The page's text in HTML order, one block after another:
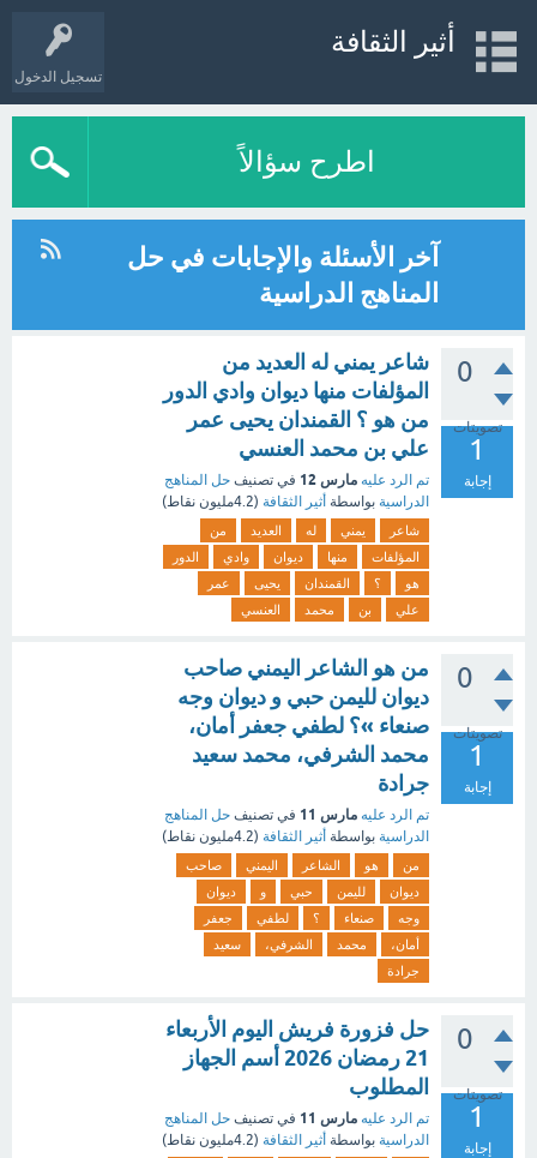
تسجيل الدخول
أثير الثقافة
اطرح سؤالاً
آخر الأسئلة والإجابات في حل
المناهج الدراسية
0
تصويتات
1
إجابة
شاعر يمني له العديد من
المؤلفات منها ديوان وادي الدور
من هو ؟ القمندان يحيى عمر
علي بن محمد العنسي
تم الرد عليه مارس 12 في تصنيف حل المناهج
الدراسية بواسطة أثير الثقافة (4.2مليون نقاط)
شاعر يمني له العديد
من
المؤلفات
منها ديوان وادي
الدور
هو
؟ القمندان يحيى
عمر
علي
بن محمد العنسي
0
تصويتات
1
إجابة
من هو الشاعر اليمني صاحب
ديوان لليمن حبي و دیوان وجه
صنعاء »؟ لطفي جعفر أمان،
محمد الشرفي، محمد سعيد
جرادة
تم الرد عليه مارس 11 في تصنيف حل المناهج
الدراسية بواسطة أثير الثقافة (4.2مليون نقاط)
من هو الشاعر اليمني
صاحب
ديوان
لليمن حبي و
دیوان
وجه
صنعاء ؟ لطفي
جعفر
أمان،
محمد الشرفي،
سعيد
جرادة
0
تصويتات
1
إجابة
حل فزورة فريش اليوم الأربعاء
21 رمضان 2026 أسم الجهاز
المطلوب
تم الرد عليه مارس 11 في تصنيف حل المناهج
الدراسية بواسطة أثير الثقافة (4.2مليون نقاط)